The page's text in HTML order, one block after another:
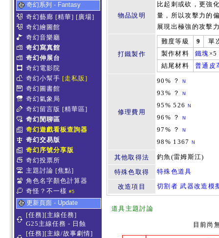
奇幻系列 - Fantasy
奇幻藝廊 [精華] [廣場]
奇幻繪圖館
奇幻音樂廳
奇幻寫真館
奇幻伸展台
奇幻電影院
奇幻小幫手 [走私販]
奇幻圖書館
奇幻氣象局
奇幻留言版 [精華區]
奇幻閒聊區
奇幻遊戲看板查詢器
奇幻交易版
奇幻序號分享版
奇幻投票所
主題討論 [焦點]
角色名字顏色計算器
奇怪？不一樣 #5
更新頁面 - Update
[任務][主線任務]
G25主線任務 - 日蝕
[任務][主線/故事劇情]
物品說明
比起刺或砍，更強
量，所以攻擊力的
展現出極強的攻擊
打鐵製作
難度等級 9
單
製作材料
鐵塊 ×5
結尾材料
普通皮
修理費用
90% ？ N
93% ？ N
95% 526 N
96% ？ N
97% ？ N
98% 1367 N
其他取得法 釣魚(雷姆斯江)
特殊色取得 特殊色道具
改造項目 切割者 武器改造模
道具主題討論
目前尚